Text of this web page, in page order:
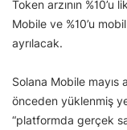
Token arzının %10’u
Mobile ve %10’u
ayrılacak.
Solana Mobile mayıs
önceden yüklenmiş
“platformda gerçek